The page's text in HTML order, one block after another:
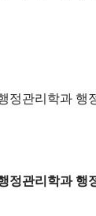
정관리학과 행
정관리학과 행